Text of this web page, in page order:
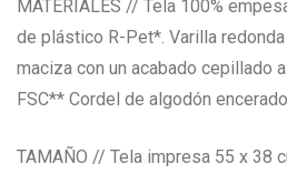
MATERIALES // Tela 100%
de plástico R-Pet*. Varilla
maciza con un acabado cepillado
FSC** Cordel de algodón
TAMAÑO // Tela impresa 55 x 38